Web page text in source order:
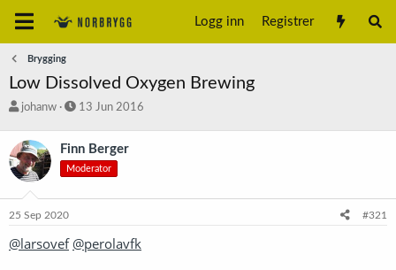
Logg inn Registrer
Brygging
Low Dissolved Oxygen Brewing
T
å
d
s
a
r
e
johanw
S
r
t
a
13 Jun 2016
Finn Berger
Moderator
25 Sep 2020 #321
@larsovef @perolavfk